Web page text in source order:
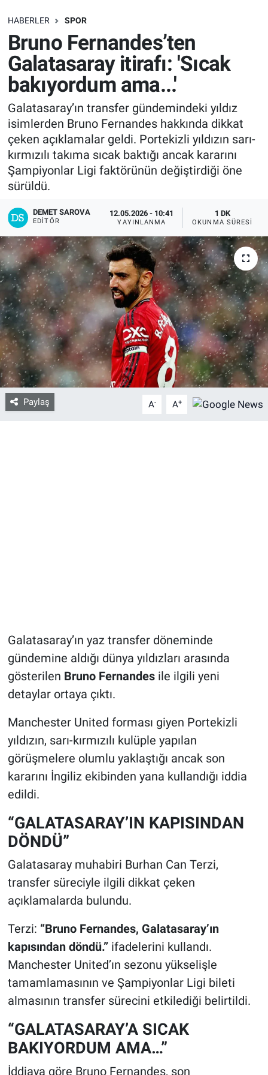
HABERLER SPOR
Bruno Fernandes’ten
Galatasaray itirafı: 'Sıcak
bakıyordum ama...'
Galatasaray’ın transfer gündemindeki yıldız
isimlerden Bruno Fernandes hakkında dikkat
çeken açıklamalar geldi. Portekizli yıldızın sarı-
kırmızılı takıma sıcak baktığı ancak kararını
Şampiyonlar Ligi faktörünün değiştirdiği öne
sürüldü.
DEMET SAROVA
EDITÖR
12.05.2026 - 10:41
YAYINLANMA
1 DK
OKUNMA SÜRESI
Paylaş A- A+
Galatasaray’ın yaz transfer döneminde
gündemine aldığı dünya yıldızları arasında
gösterilen Bruno Fernandesile ilgili yeni
detaylar ortaya çıktı.
Manchester United forması giyen Portekizli
yıldızın, sarı-kırmızılı kulüple yapılan
görüşmelere olumlu yaklaştığı ancak son
kararını İngiliz ekibinden yana kullandığı iddia
edildi.
“GALATASARAY’IN KAPISINDAN
DÖNDÜ”
Galatasaray muhabiri Burhan Can Terzi,
transfer süreciyle ilgili dikkat çeken
açıklamalarda bulundu.
Terzi: “Bruno Fernandes, Galatasaray’ın
kapısından döndü.”ifadelerini kullandı.
Manchester United’ın sezonu yükselişle
tamamlamasının ve Şampiyonlar Ligi bileti
almasının transfer sürecini etkilediği belirtildi.
“GALATASARAY’A SICAK
BAKIYORDUM AMA…”
İddiaya göre Bruno Fernandes, son
SAĞLIK
EKONOMİ
EĞİTİM
ÖZEL HABER
Keşfet
ASTROLOJİ
RESMİ İLANLAR
İLAN
Bize ulaşın
İletişim/Künye
Yaşam
Gözden Kaçmasın